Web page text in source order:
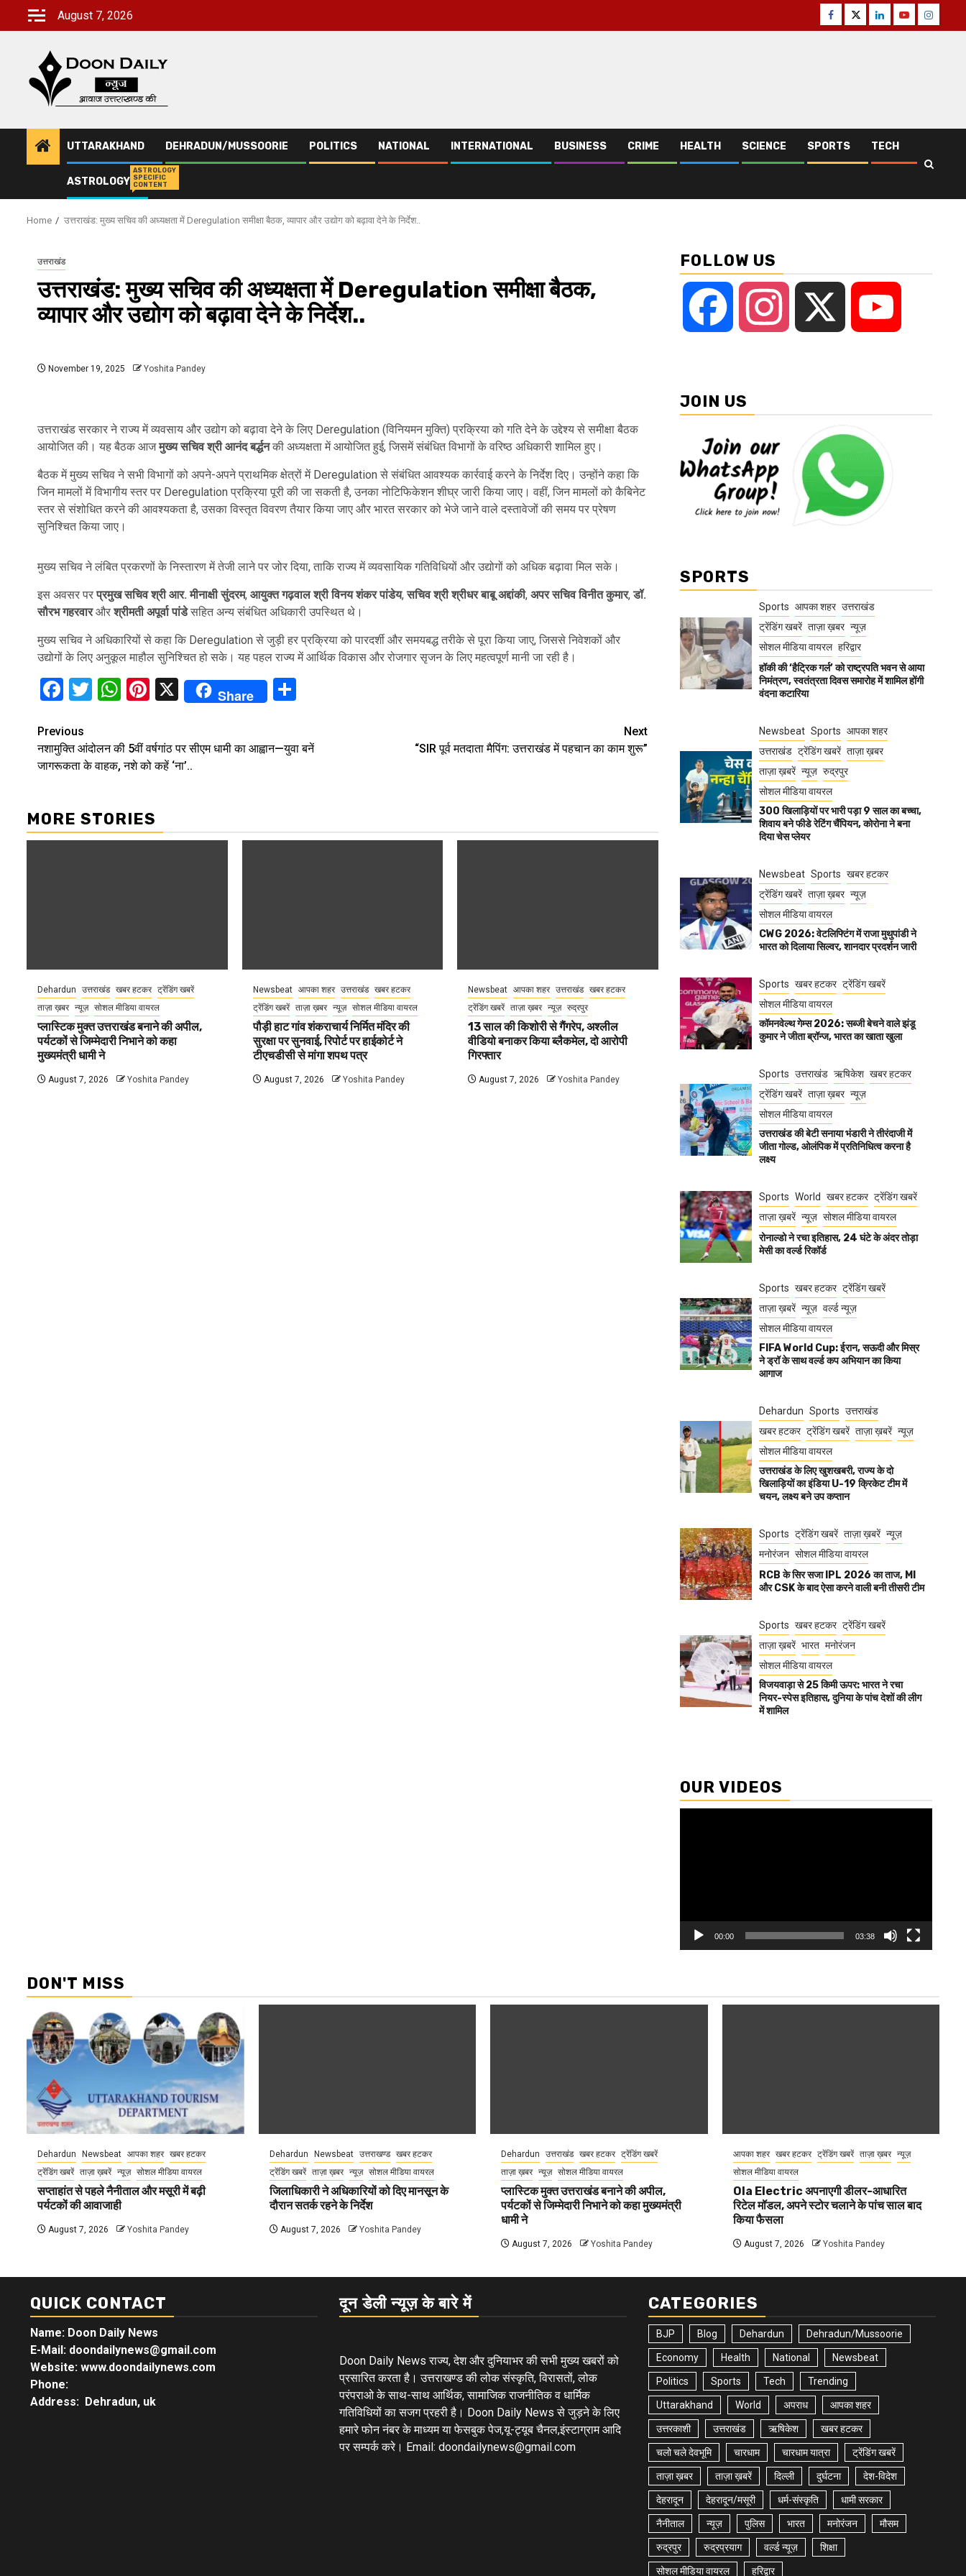
August 7, 2026 Facebook
TwitterLinkedinYoutube
UTTARAKHAND DEHRADUN/MUSSOORIE POLITICS NATIONAL INTERNATIONAL BUSINESS CRIME HEALTH SCIENCE SPORTS TECH
ASTROLOGY
ASTROLOGY
SPECIFIC
CONTENT
Home उत्तराखंड: मुख्य सचिव की अध्यक्षता में Deregulation समीक्षा बैठक, व्यापार और उद्योग को बढ़ावा देने के निर्देश..
उत्तराखंड
उत्तराखंड: मुख्य सचिव की अध्यक्षता में Deregulation समीक्षा बैठक,
व्यापार और उद्योग को बढ़ावा देने के निर्देश..
November 19, 2025 Yoshita Pandey
उत्तराखंड सरकार ने राज्य में व्यवसाय और उद्योग को बढ़ावा देने के लिए Deregulation (विनियमन मुक्ति) प्रक्रिया को गति देने के उद्देश्य से समीक्षा बैठक
आयोजित की। यह बैठक आजमुख्य सचिव श्री आनंद बर्द्धनकी अध्यक्षता में आयोजित हुई, जिसमें संबंधित विभागों के वरिष्ठ अधिकारी शामिल हुए।
बैठक में मुख्य सचिव ने सभी विभागों को अपने-अपने प्राथमिक क्षेत्रों में Deregulation से संबंधित आवश्यक कार्रवाई करने के निर्देश दिए। उन्होंने कहा कि
जिन मामलों में विभागीय स्तर पर Deregulation प्रक्रिया पूरी की जा सकती है, उनका नोटिफिकेशन शीघ्र जारी किया जाए। वहीं, जिन मामलों को कैबिनेट
स्तर से संशोधित करने की आवश्यकता है, उसका विस्तृत विवरण तैयार किया जाए और भारत सरकार को भेजे जाने वाले दस्तावेजों की समय पर प्रेषण
सुनिश्चित किया जाए।
मुख्य सचिव ने लंबित प्रकरणों के निस्तारण में तेजी लाने पर जोर दिया, ताकि राज्य में व्यवसायिक गतिविधियों और उद्योगों को अधिक बढ़ावा मिल सके।
इस अवसर परप्रमुख सचिव श्री आर. मीनाक्षी सुंदरम, आयुक्त गढ़वाल श्री विनय शंकर पांडेय,सचिव श्री श्रीधर बाबू अद्दांकी, अपर सचिव विनीत कुमार,डॉ.
सौरभ गहरवारऔरश्रीमती अपूर्वा पांडेसहित अन्य संबंधित अधिकारी उपस्थित थे।
मुख्य सचिव ने अधिकारियों से कहा कि Deregulation से जुड़ी हर प्रक्रिया को पारदर्शी और समयबद्ध तरीके से पूरा किया जाए, जिससे निवेशकों और
उद्योगों के लिए अनुकूल माहौल सुनिश्चित हो सके। यह पहल राज्य में आर्थिक विकास और रोजगार सृजन के लिए महत्वपूर्ण मानी जा रही है।
Facebook
Twitter
WhatsApp
Pinterest
X Share
Continue
Reading
Previous
नशामुक्ति आंदोलन की 5वीं वर्षगांठ पर सीएम धामी का आह्वान—युवा बनें
जागरूकता के वाहक, नशे को कहें ‘ना’..
Next
“SIR पूर्व मतदाता मैपिंग: उत्तराखंड में पहचान का काम शुरू”
MORE STORIES
Dehardun उत्तराखंड खबर हटकर ट्रेंडिंग खबरें
ताज़ा ख़बर न्यूज़ सोशल मीडिया वायरल
प्लास्टिक मुक्त उत्तराखंड बनाने की अपील,
पर्यटकों से जिम्मेदारी निभाने को कहा
मुख्यमंत्री धामी ने
August 7, 2026 Yoshita Pandey
Newsbeat आपका शहर उत्तराखंड खबर हटकर
ट्रेंडिंग खबरें ताज़ा ख़बर न्यूज़ सोशल मीडिया वायरल
पौड़ी हाट गांव शंकराचार्य निर्मित मंदिर की
सुरक्षा पर सुनवाई, रिपोर्ट पर हाईकोर्ट ने
टीएचडीसी से मांगा शपथ पत्र
August 7, 2026 Yoshita Pandey
Newsbeat आपका शहर उत्तराखंड खबर हटकर
ट्रेंडिंग खबरें ताज़ा ख़बर न्यूज़ रुद्रपुर
13 साल की किशोरी से गैंगरेप, अश्लील
वीडियो बनाकर किया ब्लैकमेल, दो आरोपी
गिरफ्तार
August 7, 2026 Yoshita Pandey
FOLLOW US
Facebook Instagram
JOIN US
SPORTS
Sports आपका शहर उत्तराखंड
ट्रेंडिंग खबरें ताज़ा ख़बर न्यूज़
सोशल मीडिया वायरल हरिद्वार
हॉकी की ‘हैट्रिक गर्ल’ को राष्ट्रपति भवन से आया
निमंत्रण, स्वतंत्रता दिवस समारोह में शामिल होंगी
वंदना कटारिया
Newsbeat Sports आपका शहर
उत्तराखंड ट्रेंडिंग खबरें ताज़ा ख़बर
ताज़ा ख़बरें न्यूज़ रुद्रपुर
सोशल मीडिया वायरल
300 खिलाड़ियों पर भारी पड़ा 9 साल का बच्चा,
शिवाय बने फीडे रेटिंग चैंपियन, कोरोना ने बना
दिया चेस प्लेयर
Newsbeat Sports खबर हटकर
ट्रेंडिंग खबरें ताज़ा ख़बर न्यूज़
सोशल मीडिया वायरल
CWG 2026: वेटलिफ्टिंग में राजा मुथुपांडी ने
भारत को दिलाया सिल्वर, शानदार प्रदर्शन जारी
Sports खबर हटकर ट्रेंडिंग खबरें
सोशल मीडिया वायरल
कॉमनवेल्थ गेम्स 2026: सब्जी बेचने वाले झंडू
कुमार ने जीता ब्रॉन्ज, भारत का खाता खुला
Sports उत्तराखंड ऋषिकेश खबर हटकर
ट्रेंडिंग खबरें ताज़ा ख़बर न्यूज़
सोशल मीडिया वायरल
उत्तराखंड की बेटी सनाया भंडारी ने तीरंदाजी में
जीता गोल्ड, ओलंपिक में प्रतिनिधित्व करना है
लक्ष्य
Sports World खबर हटकर ट्रेंडिंग खबरें
ताज़ा ख़बरें न्यूज़ सोशल मीडिया वायरल
रोनाल्डो ने रचा इतिहास, 24 घंटे के अंदर तोड़ा
मेसी का वर्ल्ड रिकॉर्ड
Sports खबर हटकर ट्रेंडिंग खबरें
ताज़ा ख़बरें न्यूज़ वर्ल्ड न्यूज़
सोशल मीडिया वायरल
FIFA World Cup: ईरान, सऊदी और मिस्र
ने ड्रॉ के साथ वर्ल्ड कप अभियान का किया
आगाज
Dehardun Sports उत्तराखंड
खबर हटकर ट्रेंडिंग खबरें ताज़ा ख़बरें न्यूज़
सोशल मीडिया वायरल
उत्तराखंड के लिए खुशखबरी, राज्य के दो
खिलाड़ियों का इंडिया U-19 क्रिकेट टीम में
चयन, लक्ष्य बने उप कप्तान
Sports ट्रेंडिंग खबरें ताज़ा ख़बरें न्यूज़
मनोरंजन सोशल मीडिया वायरल
RCB के सिर सजा IPL 2026 का ताज, MI
और CSK के बाद ऐसा करने वाली बनी तीसरी टीम
Sports खबर हटकर ट्रेंडिंग खबरें
ताज़ा ख़बरें भारत मनोरंजन
सोशल मीडिया वायरल
विजयवाड़ा से 25 किमी ऊपर: भारत ने रचा
नियर-स्पेस इतिहास, दुनिया के पांच देशों की लीग
में शामिल
OUR VIDEOS
00:00 03:38
DON'T MISS
Dehardun Newsbeat आपका शहर खबर हटकर
ट्रेंडिंग खबरें ताज़ा ख़बरें न्यूज़ सोशल मीडिया वायरल
सप्ताहांत से पहले नैनीताल और मसूरी में बढ़ी
पर्यटकों की आवाजाही
August 7, 2026 Yoshita Pandey
Dehardun Newsbeat उत्तराखण्ड
खबर हटकर
ट्रेंडिंग खबरें
ताज़ा ख़बर न्यूज़ सोशल मीडिया वायरल
जिलाधिकारी ने अधिकारियों को दिए मानसून के
दौरान सतर्क रहने के निर्देश
August 7, 2026 Yoshita Pandey
Dehardun उत्तराखंड खबर हटकर ट्रेंडिंग खबरें
ताज़ा ख़बर न्यूज़ सोशल मीडिया वायरल
प्लास्टिक मुक्त उत्तराखंड बनाने की अपील,
पर्यटकों से जिम्मेदारी निभाने को कहा मुख्यमंत्री
धामी ने
August 7, 2026 Yoshita Pandey
आपका शहर खबर हटकर ट्रेंडिंग खबरें ताज़ा ख़बर
न्यूज़
सोशल मीडिया वायरल
Ola Electric अपनाएगी डीलर-आधारित
रिटेल मॉडल, अपने स्टोर चलाने के पांच साल बाद
किया फैसला
August 7, 2026 Yoshita Pandey
QUICK CONTACT
Name: Doon Daily News
E-Mail: doondailynews@gmail.com
Website: www.doondailynews.com
Phone:
Address: Dehradun, uk
दून डेली न्यूज़ के बारे में
Doon Daily News राज्य, देश और दुनियाभर की सभी मुख्य खबरों को
प्रसारित करता है। उत्तराखण्ड की लोक संस्कृति, विरासतों, लोक
परंपराओ के साथ-साथ आर्थिक, सामाजिक राजनीतिक व धार्मिक
गतिविधियों का सजग प्रहरी है। Doon Daily News से जुड़ने के लिए
हमारे फोन नंबर के माध्यम या फेसबुक पेज,यू-ट्यूब चैनल,इंस्टाग्राम आदि
पर सम्पर्क करे। Email: doondailynews@gmail.com
CATEGORIES
BJP Blog Dehardun Dehradun/Mussoorie
Economy Health National Newsbeat
Politics Sports Tech Trending
Uttarakhand World अपराध आपका शहर
उत्तरकाशी उत्तराखंड ऋषिकेश खबर हटकर
चलो चले देवभूमि चारधाम चारधाम यात्रा ट्रेंडिंग खबरें
ताज़ा ख़बर ताज़ा ख़बरें दिल्ली दुर्घटना देश-विदेश
देहरादून देहरादून/मसूरी धर्म-संस्कृति धामी सरकार
नैनीताल न्यूज़ पुलिस भारत मनोरंजन मौसम
रुद्रपुर रुद्रप्रयाग वर्ल्ड न्यूज़ शिक्षा
सोशल मीडिया वायरल हरिद्वार